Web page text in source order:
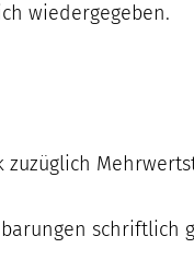
wiedergegeben.
zuzüglich
schriftlich